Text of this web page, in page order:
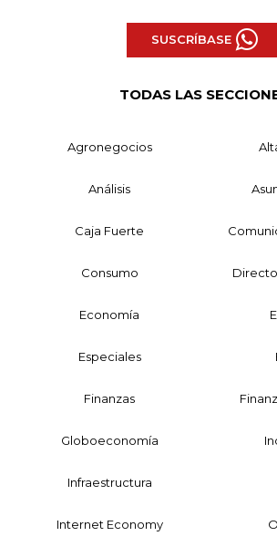
SUSCRÍBASE
TODAS LAS
Agronegocios
Análisis
Caja Fuerte
Consumo
Economía
Especiales
Finanzas
Globoeconomía
Infraestructura
Internet Economy